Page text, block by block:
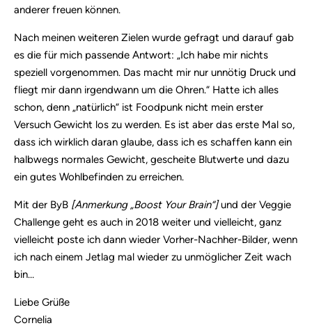
anderer freuen können.
Nach meinen weiteren Zielen wurde gefragt und darauf gab
es die für mich passende Antwort: „Ich habe mir nichts
speziell vorgenommen. Das macht mir nur unnötig Druck und
fliegt mir dann irgendwann um die Ohren.“ Hatte ich alles
schon, denn „natürlich“ ist Foodpunk nicht mein erster
Versuch Gewicht los zu werden. Es ist aber das erste Mal so,
dass ich wirklich daran glaube, dass ich es schaffen kann ein
halbwegs normales Gewicht, gescheite Blutwerte und dazu
ein gutes Wohlbefinden zu erreichen.
Mit der ByB [Anmerkung „Boost Your Brain“]und der Veggie
Challenge geht es auch in 2018 weiter und vielleicht, ganz
vielleicht poste ich dann wieder Vorher-Nachher-Bilder, wenn
ich nach einem Jetlag mal wieder zu unmöglicher Zeit wach
bin…
Liebe Grüße
Cornelia